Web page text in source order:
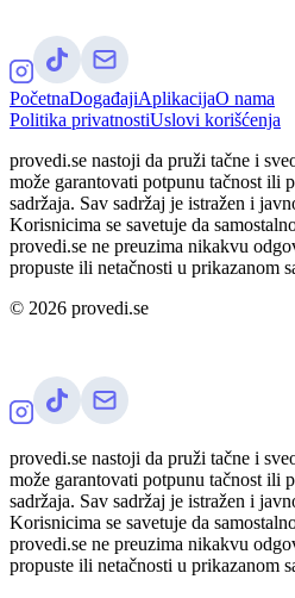
PočetnaDogađajiAplikacijaO nama
Politika privatnostiUslovi korišćenja
provedi.se nastoji da pruži tačne i
može garantovati potpunu tačnost ili
sadržaja. Sav sadržaj je istražen i
Korisnicima se savetuje da
provedi.se ne preuzima nikakvu
propuste ili netačnosti u prikazanom
© 2026 provedi.se
provedi.se nastoji da pruži tačne i
može garantovati potpunu tačnost ili
sadržaja. Sav sadržaj je istražen i
Korisnicima se savetuje da
provedi.se ne preuzima nikakvu
propuste ili netačnosti u prikazanom